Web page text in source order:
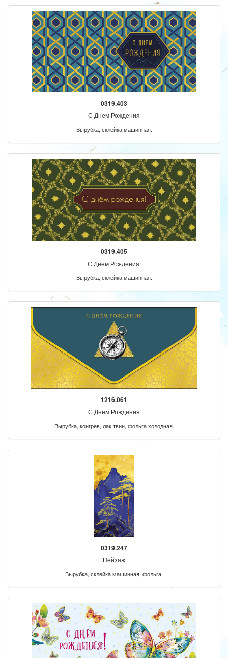
0319.403
С Днем Рождения
Вырубка, склейка машинная.
0319.405
С Днем Рождения!
Вырубка, склейка машинная.
1216.061
С Днем Рождения
Вырубка, конгрев, лак твин, фольга холодная.
0319.247
Пейзаж
Вырубка, склейка машинная, фольга.